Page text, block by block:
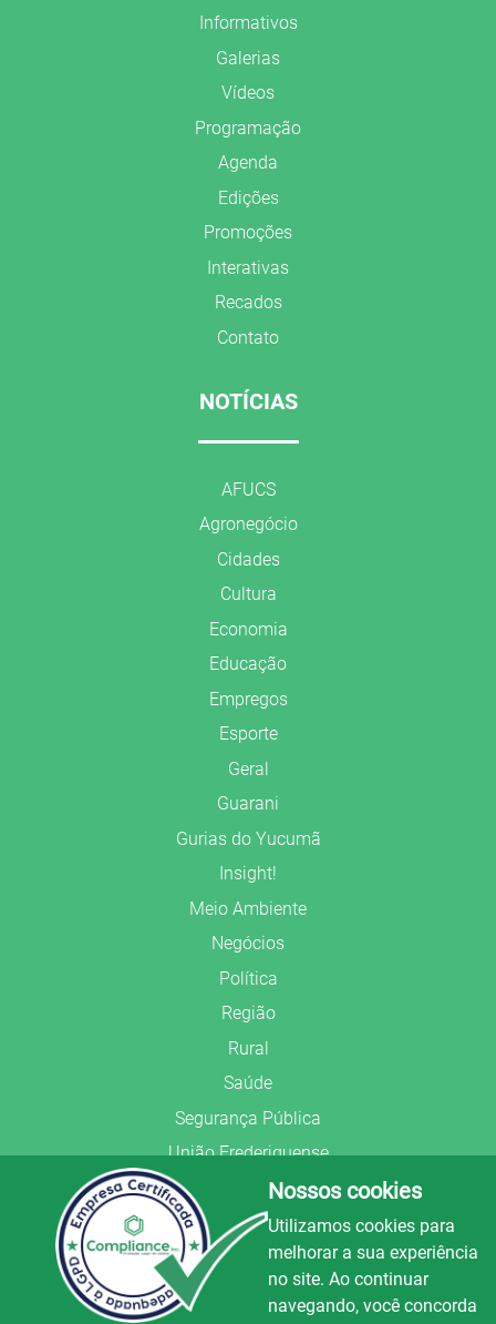
Informativos
Galerias
Vídeos
Programação
Agenda
Edições
Promoções
Interativas
Recados
Contato
NOTÍCIAS
AFUCS
Agronegócio
Cidades
Cultura
Economia
Educação
Empregos
Esporte
Geral
Guarani
Gurias do Yucumã
Insight!
Meio Ambiente
Negócios
Política
Região
Rural
Saúde
Segurança Pública
União Frederiquense
© Copyright 2022.LA+.
Todos os direitos reservados.
Nossos cookies
Utilizamos cookies para
melhorar a sua experiência
no site. Ao continuar
navegando, você concorda